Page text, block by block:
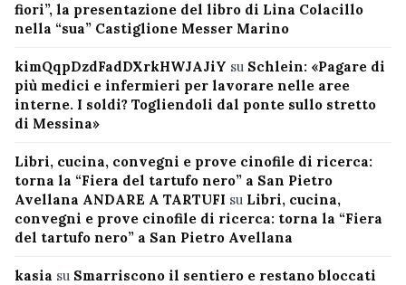
fiori”, la presentazione del libro di Lina Colacillo
nella “sua” Castiglione Messer Marino
kimQqpDzdFadDXrkHWJAJiY su Schlein: «Pagare di
più medici e infermieri per lavorare nelle aree
interne. I soldi? Togliendoli dal ponte sullo stretto
di Messina»
Libri, cucina, convegni e prove cinofile di ricerca:
torna la “Fiera del tartufo nero” a San Pietro
Avellana ANDARE A TARTUFI su Libri, cucina,
convegni e prove cinofile di ricerca: torna la “Fiera
del tartufo nero” a San Pietro Avellana
kasia su Smarriscono il sentiero e restano bloccati